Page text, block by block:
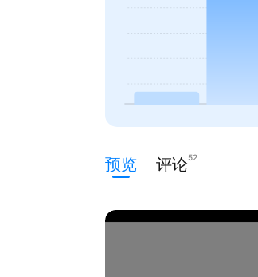
预览 评论52